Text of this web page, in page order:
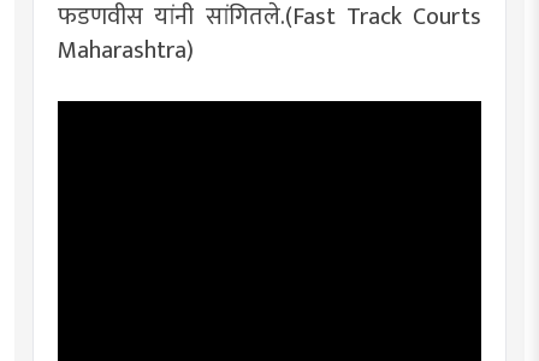
फडणवीस यांनी सांगितले.(Fast Track Courts
Maharashtra)